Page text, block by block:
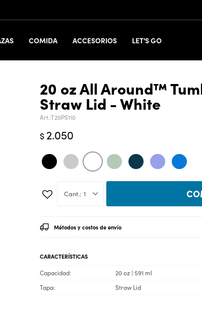
COMIDA ACCESORIOS LET'S GO
20 oz All Around™
Straw Lid - White
T20PS110
$ 2.050
1
Métodos y costos de envío
CARACTERÍSTICAS
Capacidad
20 oz | 591 ml
Tapa
Straw Lid